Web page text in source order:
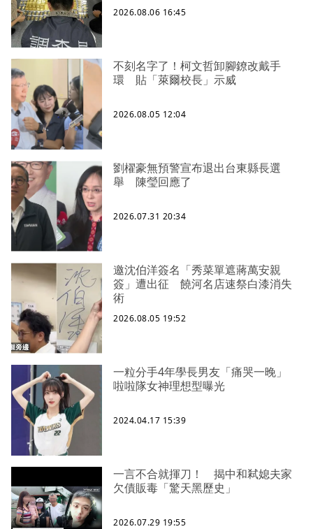
2026.08.06 16:45
不刻名字了！柯文哲卸腳鐐改戴手
環 貼「萊爾校長」示威
2026.08.05 12:04
劉櫂豪無預警宣布退出台東縣長選
舉 陳瑩回應了
2026.07.31 20:34
邀沈伯洋簽名「秀菜單遮蔣萬安親
簽」遭出征 饒河名店速祭白漆消失
術
2026.08.05 19:52
一粒分手4年學長男友「痛哭一晚」
啦啦隊女神理想型曝光
2024.04.17 15:39
一言不合就揮刀！ 揭中和弒媳夫家
欠債販毒「驚天黑歷史」
2026.07.29 19:55